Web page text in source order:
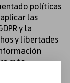
políticas
las
y la
y libertades
más
puedes